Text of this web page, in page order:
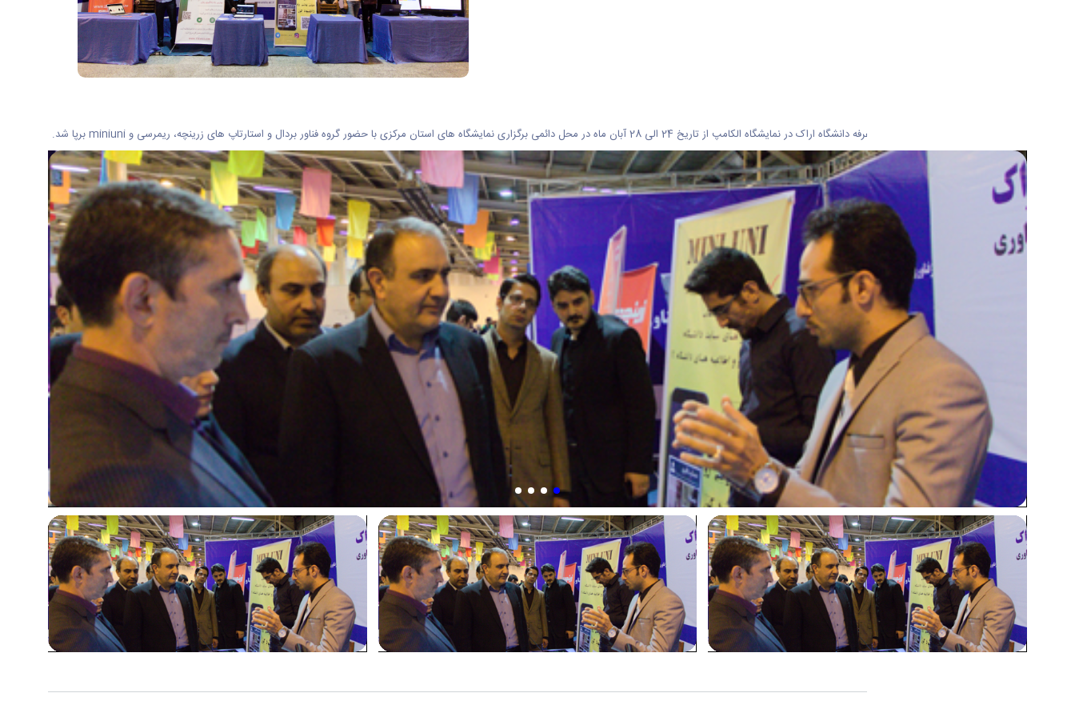
به گزارش روابط عمومی دانشگاه اراک غرفه دانشگاه اراک در نمایشگاه الکامپ از تاریخ 24 الی 28 آبان ماه در محل دائمی برگزاری نمایشگاه های استان مرکزی با حضور گروه فناور بردال و استارتاپ های زرینچه، ریمرسی و miniuni برپا شد.